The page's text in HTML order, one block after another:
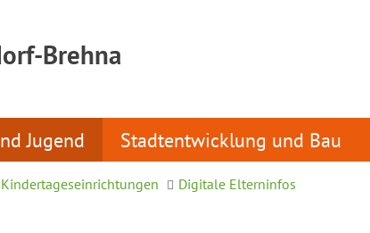
Brehna
Jugend Stadtentwicklung und Bau
Kindertageseinrichtungen Digitale Elterninfos